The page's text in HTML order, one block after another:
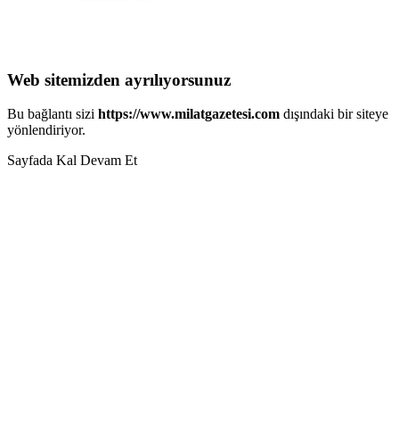
Web sitemizden ayrılıyorsunuz
Bu bağlantı sizi https://www.milatgazetesi.com dışındaki bir siteye
yönlendiriyor.
Sayfada Kal Devam Et